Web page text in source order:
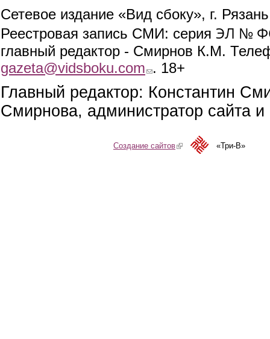
Сетевое издание «Вид сбоку», г.
Реестровая запись СМИ: серия ЭЛ №
главный редактор - Смирнов К.М.
gazeta@vidsboku.com (link sends e-mail)
. 18+
Главный редактор: Константин
Смирнова, администратор сайта
Создание сайтов(link is external)«Три-В»